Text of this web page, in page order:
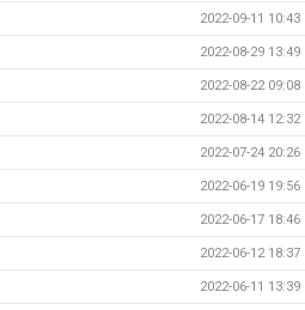
2022-09-11 10:43
2022-08-29 13:49
2022-08-22 09:08
2022-08-14 12:32
2022-07-24 20:26
2022-06-19 19:56
2022-06-17 18:46
2022-06-12 18:37
2022-06-11 13:39